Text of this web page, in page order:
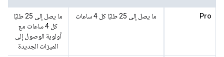
Pro ما يصل إلى 25 طلبًا كل 4 ساعات
ما يصل إلى 25 طلبًا
كل 4 ساعات مع
أولوية الوصول إلى
الميزات الجديدة